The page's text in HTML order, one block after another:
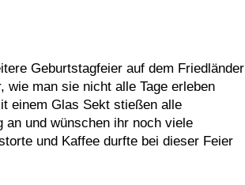
Geburtstagfeier auf dem Friedländer
man sie nicht alle Tage erleben
einem Glas Sekt stießen alle
und wünschen ihr noch viele
und Kaffee durfte bei dieser Feier